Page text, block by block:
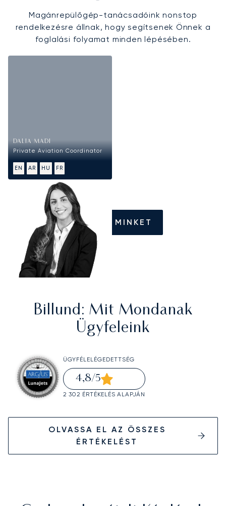
Magánrepülőgép-tanácsadóink nonstop
rendelkezésre állnak, hogy segítsenek Önnek a
foglalási folyamat minden lépésében.
DALIA MADI
Private Aviation Coordinator
EN AR HU FR
HÍVJON MINKET
Billund: Mit Mondanak
Ügyfeleink
ÜGYFÉLELÉGEDETTSÉG
4,8/5
2 302 ÉRTÉKELÉS ALAPJÁN
OLVASSA EL AZ ÖSSZES
ÉRTÉKELÉST